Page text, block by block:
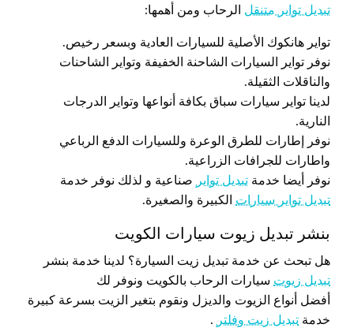
تبديل تواير متنقل الرحاب ومن أهمها:
تواير هانكوك الأصلية للسيارات العادية وبسعر رخيص.
نوفر تواير السيارات الشاحنة الخفيفة وتواير الشاحنات
والناقلات الثقيلة.
لدينا تواير سيارات سباق بكافة أنواعها وتواير الدرجات
النارية.
نوفر إطارات للطرق الوعرة وللسيارات الدفع الرباعي
واطارات للجرافات الزراعية.
نوفر أيضا خدمة تبديل تواير
صناعية و لذلك نوفر خدمة
تبديل تواير سيارات الكبيرة والصغيرة.
بنشر تبديل زيوت سيارات الكويت
هل تبحث عن خدمة تبديل زيت السيارة؟ لدينا خدمة بنشر
تبديل زيوت سيارات الرحاب بالكويت ونوفر لك
أفضل أنواع الزيوت والديزل ونقوم بتغير الزيت بسرعة كبيرة
خدمة تبديل زيت وفلتر .